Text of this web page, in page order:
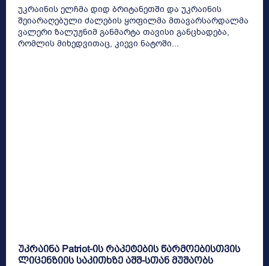
უკრაინის ელჩმა დიდ ბრიტანეთში და უკრაინის
შეიარაღებული ძალების ყოფილმა მთავარსარდალმა
ვალერი ზალუჟნიმ განმარტა თავისი განცხადება,
რომლის მიხედვითაც, კიევი ნატოში...
უკრაინა Patriot-ის რაკეტების წარმოებისთვის
ლიცენზიის საკითხზე აშშ-სთან მუშაობს